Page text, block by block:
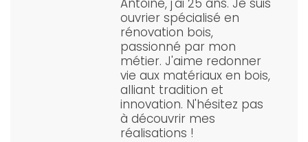
Antoine, j'ai 25 ans. Je suis
ouvrier spécialisé en
rénovation bois,
passionné par mon
métier. J'aime redonner
vie aux matériaux en bois,
alliant tradition et
innovation. N'hésitez pas
à découvrir mes
réalisations !